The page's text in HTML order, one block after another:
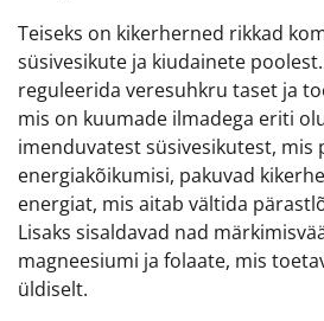
Teiseks on kikerherned rikkad
süsivesikute ja kiudainete
reguleerida veresuhkru taset ja
mis on kuumade ilmadega eriti
imenduvatest süsivesikutest, mis
energiakõikumisi, pakuvad
energiat, mis aitab vältida
Lisaks sisaldavad nad
magneesiumi ja folaate, mis
üldiselt.